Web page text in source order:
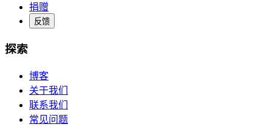
捐赠
反馈
探索
博客
关于我们
联系我们
常见问题